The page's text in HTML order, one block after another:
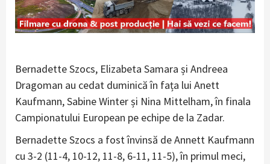
Bernadette Szocs, Elizabeta Samara și Andreea
Dragoman au cedat duminică în fața lui Anett
Kaufmann, Sabine Winter și Nina Mittelham, în finala
Campionatului European pe echipe de la Zadar.
Bernadette Szocs a fost învinsă de Annett Kaufmann
cu 3-2 (11-4, 10-12, 11-8, 6-11, 11-5), în primul meci,